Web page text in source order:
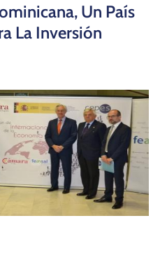
Un País
La Inversión